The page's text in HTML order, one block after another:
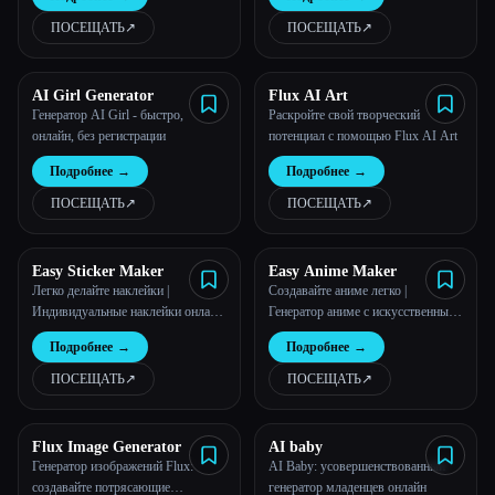
ПОСЕЩАТЬ↗︎ ПОСЕЩАТЬ↗︎
AI Girl Generator
Генератор AI Girl - быстро,
онлайн, без регистрации
Подробнее →
ПОСЕЩАТЬ↗︎
Flux AI Art
Раскройте свой творческий
потенциал с помощью Flux AI Art
Подробнее →
ПОСЕЩАТЬ↗︎
Easy Sticker Maker
Легко делайте наклейки |
Индивидуальные наклейки онлайн
| Простой конструктор стикеров
Подробнее →
ПОСЕЩАТЬ↗︎
Easy Anime Maker
Создавайте аниме легко |
Генератор аниме с искусственным
интеллектом | Простой создатель
анимеПодробнее →
ПОСЕЩАТЬ↗︎
Flux Image Generator
Генератор изображений Flux:
создавайте потрясающие
AI baby
AI Baby: усовершенствованный
генератор младенцев онлайн